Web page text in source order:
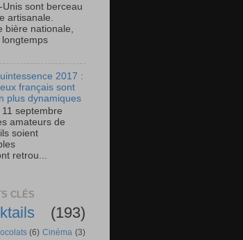
Unis sont berceau
artisanale.
bière nationale,
longtemps
2017 :
français sont
plus dynamiques
septembre
amateurs de
soient
retrou...
CLÉS
(193)
(6) Cinéma (3)